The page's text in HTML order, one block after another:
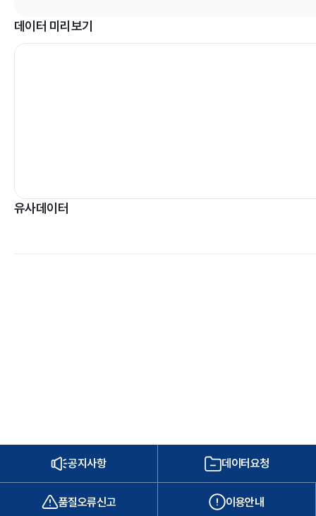
데이터 미리보기
유사데이터
공지사항 데이터요청
품질오류신고 이용안내